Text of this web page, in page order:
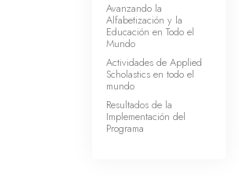
Avanzando la
Alfabetización y la
Educación en Todo el
Mundo
Actividades de Applied
Scholastics en todo el
mundo
Resultados de la
Implementación del
Programa